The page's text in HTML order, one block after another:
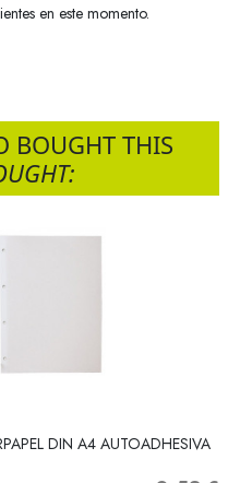
en este momento.
BOUGHT THIS
DIN A4 AUTOADHESIVA